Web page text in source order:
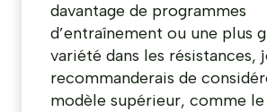
davantage de programmes
d’entraînement ou une plus
variété dans les résistances,
recommanderais de
modèle supérieur, comme le